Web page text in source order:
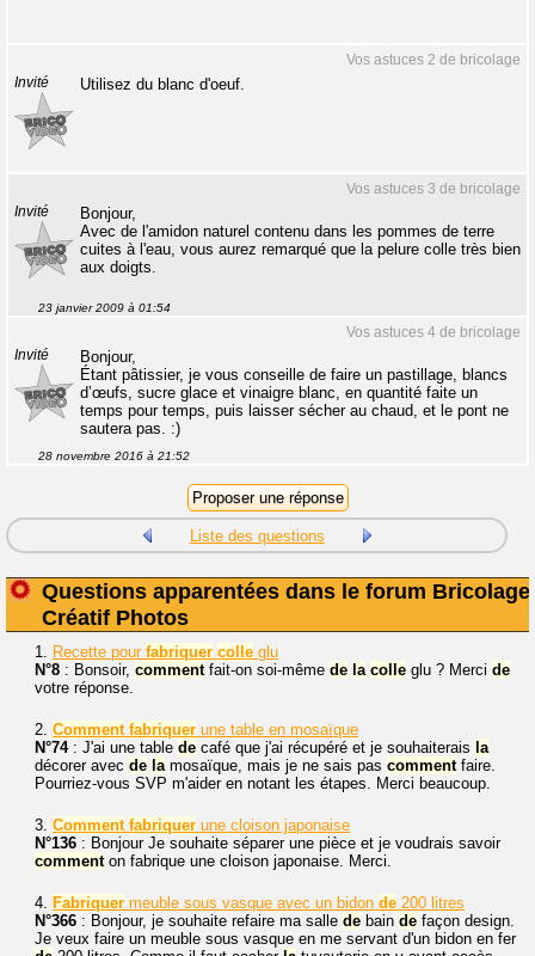
Vos astuces 2 de bricolage
Invité Utilisez du blanc d'oeuf.
Vos astuces 3 de bricolage
Invité
Bonjour,
Avec de l'amidon naturel contenu dans les pommes de terre
cuites à l'eau, vous aurez remarqué que la pelure colle très bien
aux doigts.
23 janvier 2009 à 01:54
Vos astuces 4 de bricolage
Invité
Bonjour,
Étant pâtissier, je vous conseille de faire un pastillage, blancs
d’œufs, sucre glace et vinaigre blanc, en quantité faite un
temps pour temps, puis laisser sécher au chaud, et le pont ne
sautera pas. :)
28 novembre 2016 à 21:52
Liste des questions
Questions apparentées dans le forum Bricolage
Créatif Photos
1. Recette pour fabriquer colle glu
N°8 : Bonsoir, commentfait-on soi-même de la colle glu ? Merci de
votre réponse.
2. Comment fabriquer une table en mosaïque
N°74: J'ai une table de café que j'ai récupéré et je souhaiterais la
décorer avec de lamosaïque, mais je ne sais pas commentfaire.
Pourriez-vous SVP m'aider en notant les étapes. Merci beaucoup.
3. Comment fabriquer une cloison japonaise
N°136 : Bonjour Je souhaite séparer une pièce et je voudrais savoir
commenton fabrique une cloison japonaise. Merci.
4. Fabriquer meuble sous vasque avec un bidon de 200 litres
N°366 : Bonjour, je souhaite refaire ma salle de bain de façon design.
Je veux faire un meuble sous vasque en me servant d'un bidon en fer